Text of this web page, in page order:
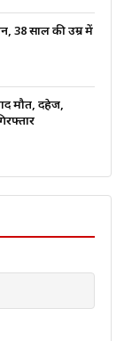
38 साल की उम्र में
मौत, दहेज,